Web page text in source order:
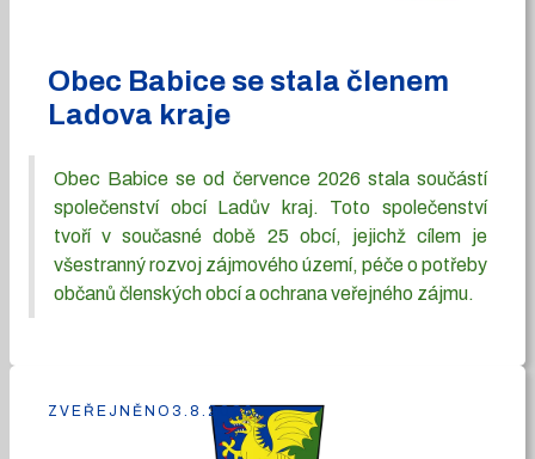
Obec Babice se stala členem
Ladova kraje
Obec Babice se od července 2026 stala součástí
společenství obcí Ladův kraj. Toto společenství
tvoří v současné době 25 obcí, jejichž cílem je
všestranný rozvoj zájmového území, péče o potřeby
občanů členských obcí a ochrana veřejného zájmu.
ZVEŘEJNĚNO 3.8.2026